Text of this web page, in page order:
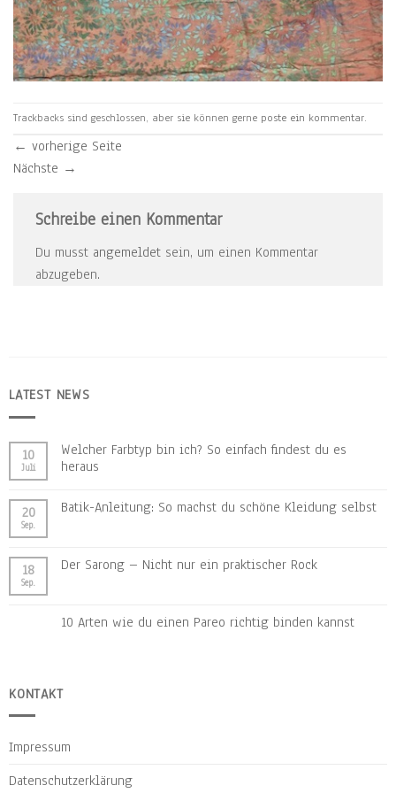
Trackbacks sind geschlossen, aber sie können gerne poste ein kommentar.
← vorherige Seite
Nächste →
Schreibe einen Kommentar
Du musst angemeldet sein, um einen Kommentar
abzugeben.
LATEST NEWS
10
Juli
Welcher Farbtyp bin ich? So einfach findest du es
heraus
20
Sep.
Batik-Anleitung: So machst du schöne Kleidung selbst
18
Sep.
Der Sarong – Nicht nur ein praktischer Rock
10 Arten wie du einen Pareo richtig binden kannst
KONTAKT
Impressum
Datenschutzerklärung